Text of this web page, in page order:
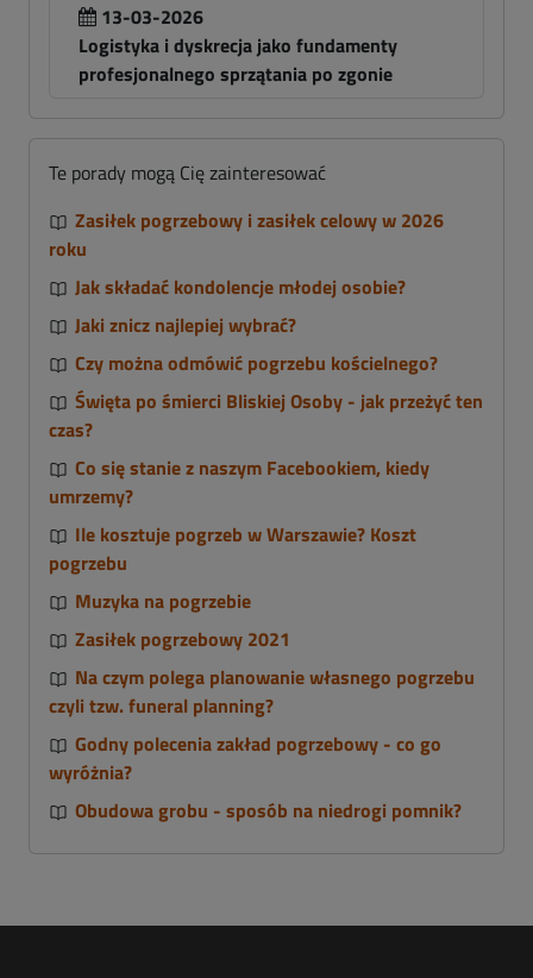
13-03-2026
Logistyka i dyskrecja jako fundamenty
profesjonalnego sprzątania po zgonie
Te porady mogą Cię zainteresować
Zasiłek pogrzebowy i zasiłek celowy w 2026
roku
Jak składać kondolencje młodej osobie?
Jaki znicz najlepiej wybrać?
Czy można odmówić pogrzebu kościelnego?
Święta po śmierci Bliskiej Osoby - jak przeżyć ten
czas?
Co się stanie z naszym Facebookiem, kiedy
umrzemy?
Ile kosztuje pogrzeb w Warszawie? Koszt
pogrzebu
Muzyka na pogrzebie
Zasiłek pogrzebowy 2021
Na czym polega planowanie własnego pogrzebu
czyli tzw. funeral planning?
Godny polecenia zakład pogrzebowy - co go
wyróżnia?
Obudowa grobu - sposób na niedrogi pomnik?